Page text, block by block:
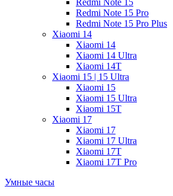
Redmi Note 15 Pro
Redmi Note 15 Pro Plus
Xiaomi 14
Xiaomi 14
Xiaomi 14 Ultra
Xiaomi 14T
Xiaomi 15 | 15 Ultra
Xiaomi 15
Xiaomi 15 Ultra
Xiaomi 15T
Xiaomi 17
Xiaomi 17
Xiaomi 17 Ultra
Xiaomi 17T
Xiaomi 17T Pro
Умные часы